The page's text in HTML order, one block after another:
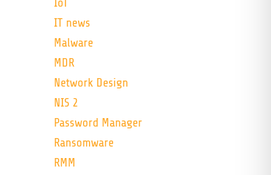
IoT
IT news
Malware
MDR
Network Design
NIS 2
Password Manager
Ransomware
RMM